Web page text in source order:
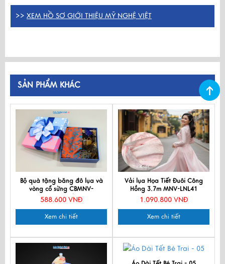
>> XEM HỒ SƠ GIỚI THIỆU MỸ NGHỆ VIỆT
SẢN PHẨM KHÁC
Bộ quà tặng băng đô lụa và
vòng cổ sừng CBMNV-
MNTD10/1
588.600 VNĐ
Xem chi tiết
Vải lụa Họa Tiết Đuôi Công
Hồng 3.7m MNV-LNL41
1.090.800 VNĐ
Xem chi tiết